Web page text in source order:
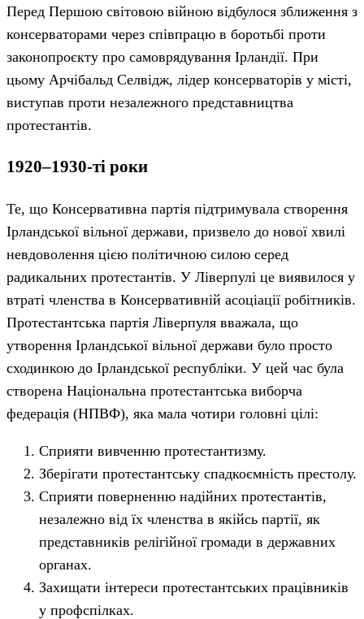
Перед Першою світовою війною відбулося зближення з
консерваторами через співпрацю в боротьбі проти
законопроєкту про самоврядування Ірландії. При
цьому Арчібальд Селвідж, лідер консерваторів у місті,
виступав проти незалежного представництва
протестантів.
1920–1930-ті роки
Те, що Консервативна партія підтримувала створення
Ірландської вільної держави, призвело до нової хвилі
невдоволення цією політичною силою серед
радикальних протестантів. У Ліверпулі це виявилося у
втраті членства в Консервативній асоціації робітників.
Протестантська партія Ліверпуля вважала, що
утворення Ірландської вільної держави було просто
сходинкою до Ірландської республіки. У цей час була
створена Національна протестантська виборча
федерація (НПВФ), яка мала чотири головні цілі:
Сприяти вивченню протестантизму.
Зберігати протестантську спадкоємність престолу.
Сприяти поверненню надійних протестантів,
незалежно від їх членства в якійсь партії, як
представників релігійної громади в державних
органах.
Захищати інтереси протестантських працівників
у профспілках.